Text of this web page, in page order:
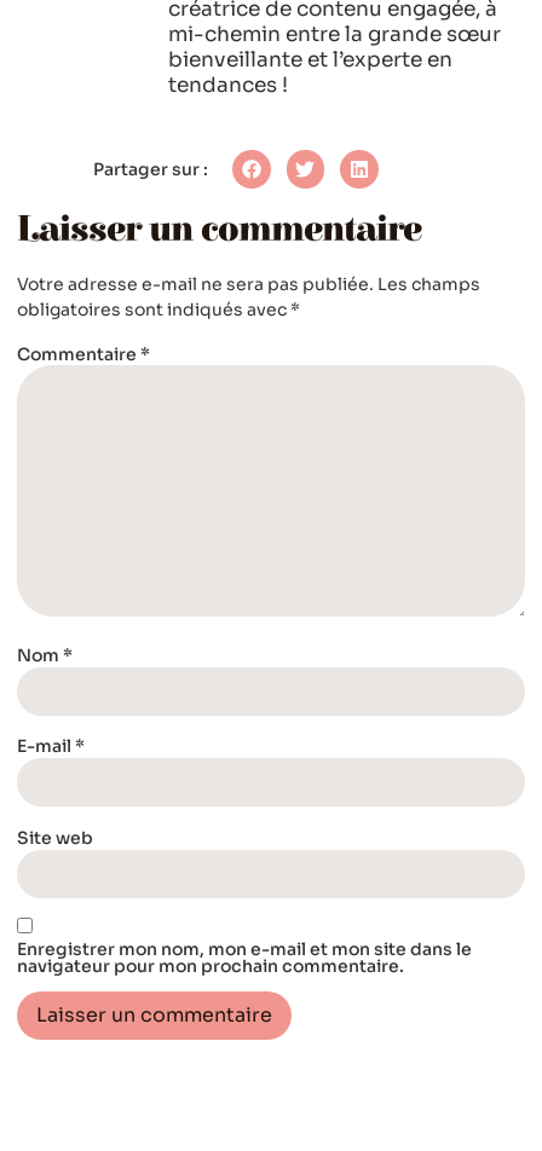
créatrice de contenu engagée, à
mi-chemin entre la grande sœur
bienveillante et l’experte en
tendances !
Partager sur :
Laisser un commentaire
Votre adresse e-mail ne sera pas publiée. Les champs
obligatoires sont indiqués avec *
Commentaire *
Nom *
E-mail *
Site web
Enregistrer mon nom, mon e-mail et mon site dans le
navigateur pour mon prochain commentaire.